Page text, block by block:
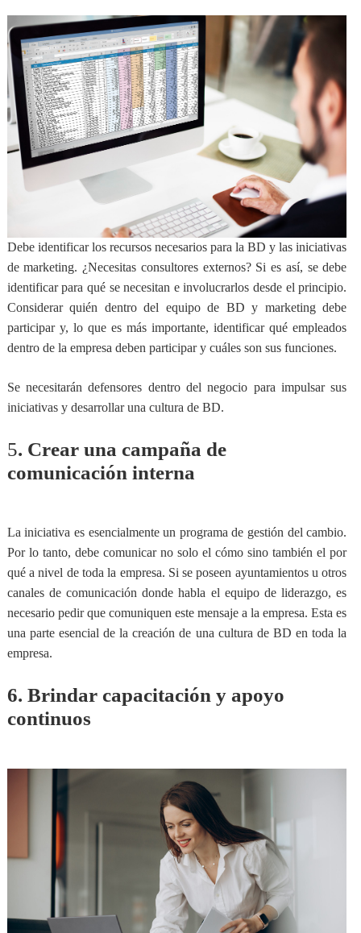
Debe identificar los recursos necesarios para la BD y las iniciativas
de marketing. ¿Necesitas consultores externos? Si es así, se debe
identificar para qué se necesitan e involucrarlos desde el principio.
Considerar quién dentro del equipo de BD y marketing debe
participar y, lo que es más importante, identificar qué empleados
dentro de la empresa deben participar y cuáles son sus funciones.
Se necesitarán defensores dentro del negocio para impulsar sus
iniciativas y desarrollar una cultura de BD.
5. Crear una campaña de
comunicación interna
La iniciativa es esencialmente un programa de gestión del cambio.
Por lo tanto, debe comunicar no solo el cómo sino también el por
qué a nivel de toda la empresa. Si se poseen ayuntamientos u otros
canales de comunicación donde habla el equipo de liderazgo, es
necesario pedir que comuniquen este mensaje a la empresa. Esta es
una parte esencial de la creación de una cultura de BD en toda la
empresa.
6. Brindar capacitación y apoyo
continuos